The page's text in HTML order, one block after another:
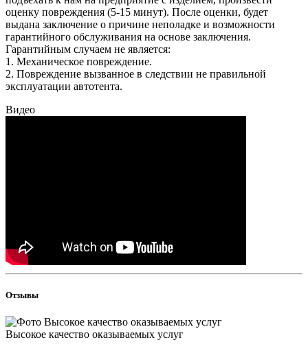
оценку повреждения (5-15 минут). После оценки, будет
выдана заключение о причине неполадке и возможности
гарантийного обслуживания на основе заключения.
Гарантийным случаем не является:
1. Механическое повреждение.
2. Повреждение вызванное в следствии не правильной
эксплуатации автотента.
Видео
Отзывы
Высокое качество оказываемых услуг